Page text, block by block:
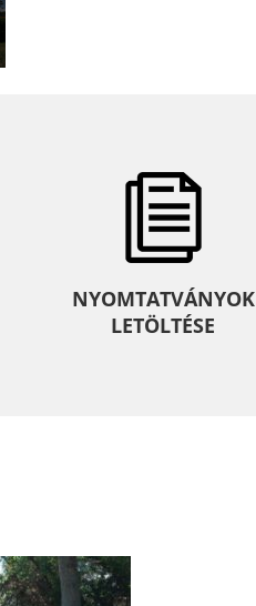
NYOMTATVÁNYOK
LETÖLTÉSE